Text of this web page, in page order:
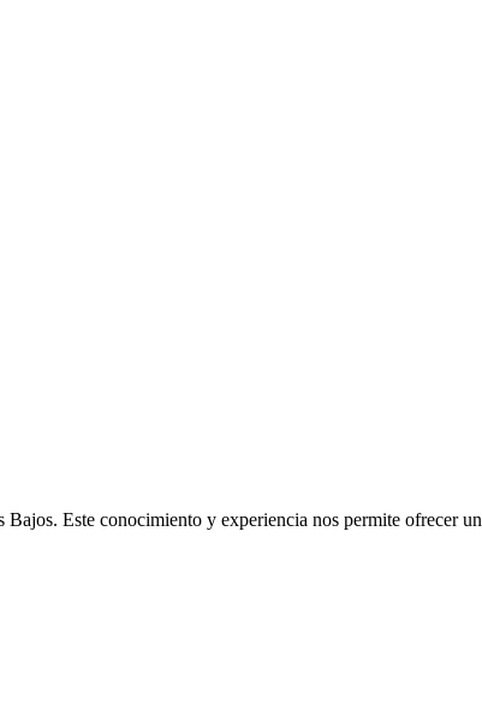
Bajos. Este conocimiento y experiencia nos permite ofrecer un